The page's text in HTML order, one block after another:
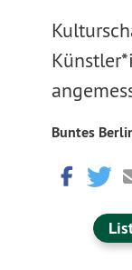
Buntes